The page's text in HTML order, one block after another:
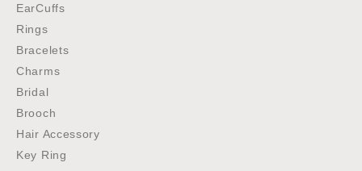
EarCuffs
Rings
Bracelets
Charms
Bridal
Brooch
Hair Accessory
Key Ring